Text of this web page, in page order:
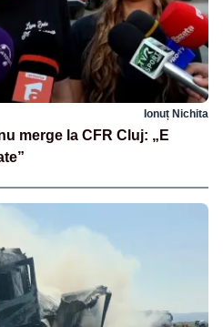
Ionuț Nichita
merge la CFR Cluj: „E